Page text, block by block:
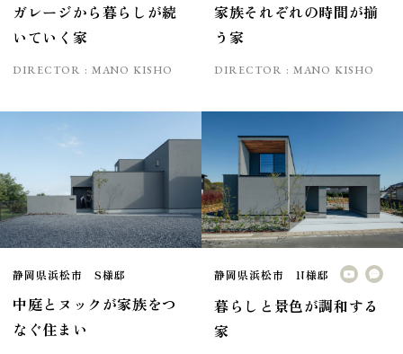
ガレージから暮らしが続
いていく家
DIRECTOR : MANO KISHO
家族それぞれの時間が揃
う家
DIRECTOR : MANO KISHO
静岡県浜松市 S様邸
中庭とヌックが家族をつ
なぐ住まい
静岡県浜松市 N様邸
暮らしと景色が調和する
家